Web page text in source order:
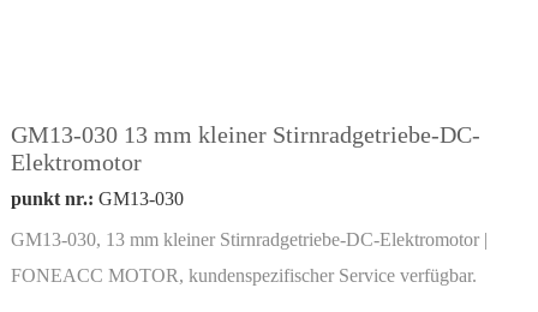
GM13-030 13 mm kleiner Stirnradgetriebe-DC-
Elektromotor
punkt nr.: GM13-030
GM13-030, 13 mm kleiner Stirnradgetriebe-DC-Elektromotor |
FONEACC MOTOR, kundenspezifischer Service verfügbar.